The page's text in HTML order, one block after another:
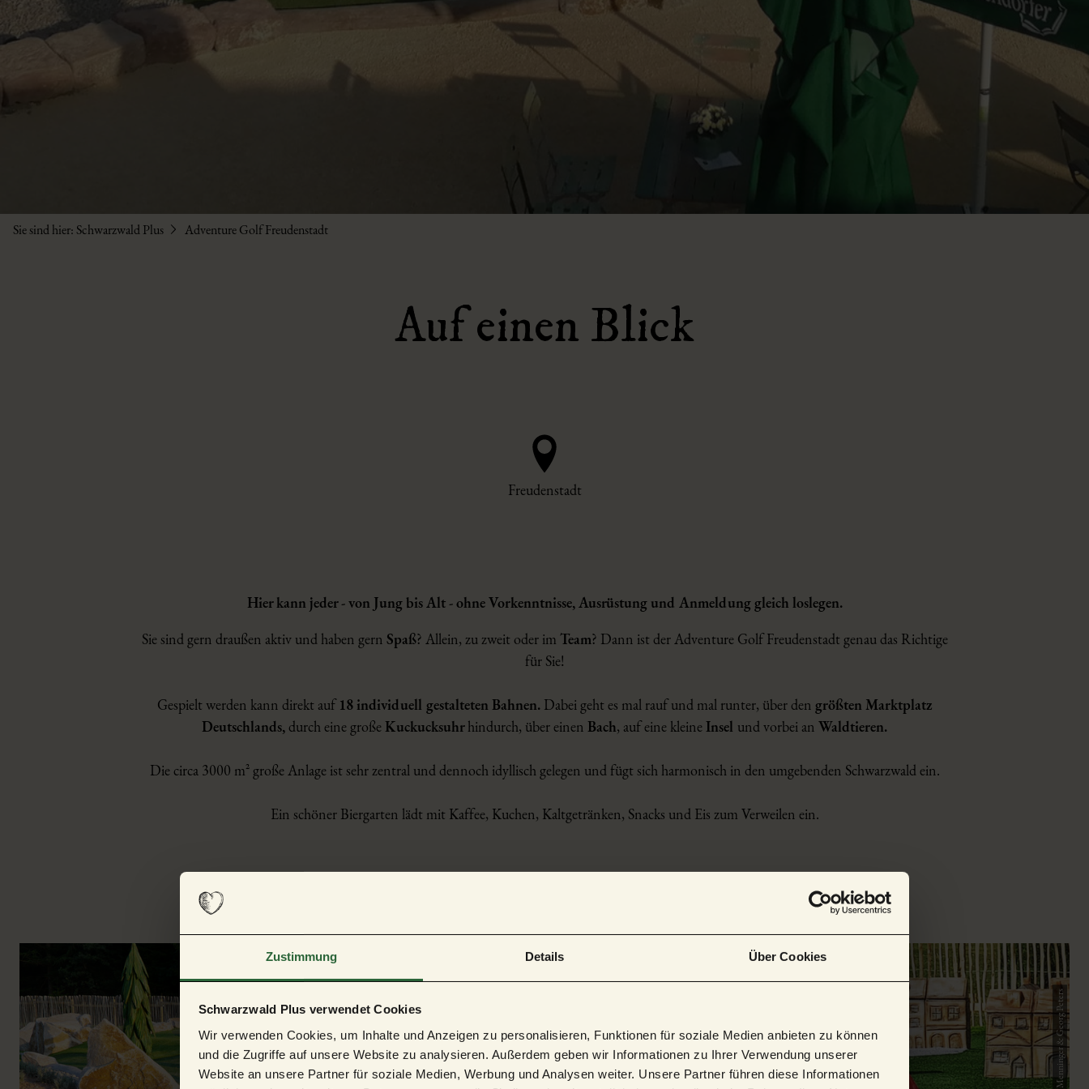
Zustimmung Details Über Cookies
Schwarzwald Plus verwendet Cookies
Wir verwenden Cookies, um Inhalte und Anzeigen zu personalisieren, Funktionen für soziale Medien anbieten zu können
und die Zugriffe auf unsere Website zu analysieren. Außerdem geben wir Informationen zu Ihrer Verwendung unserer
Website an unsere Partner für soziale Medien, Werbung und Analysen weiter. Unsere Partner führen diese Informationen
Sie sind hier: Schwarzwald Plus Adventure Golf Freudenstadt
Auf einen Blick
Freudenstadt
Hier kann jeder - von Jung bis Alt - ohne Vorkenntnisse, Ausrüstung und Anmeldung gleich loslegen.
Sie sind gern draußen aktiv und haben gern Spaß? Allein, zu zweit oder im Team? Dann ist der Adventure Golf Freudenstadt genau das Richtige
für Sie!
Gespielt werden kann direkt auf18 individuell gestalteten Bahnen.Dabei geht es mal rauf und mal runter, über den größten Marktplatz
Deutschlands, durch eine große Kuckucksuhrhindurch, über einen Bach, auf eine kleine Insel und vorbei an Waldtieren.
Die circa 3000 m² große Anlage ist sehr zentral und dennoch idyllisch gelegen und fügt sich harmonisch in den umgebenden Schwarzwald ein.
Ein schöner Biergarten lädt mit Kaffee, Kuchen, Kaltgetränken, Snacks und Eis zum Verweilen ein.